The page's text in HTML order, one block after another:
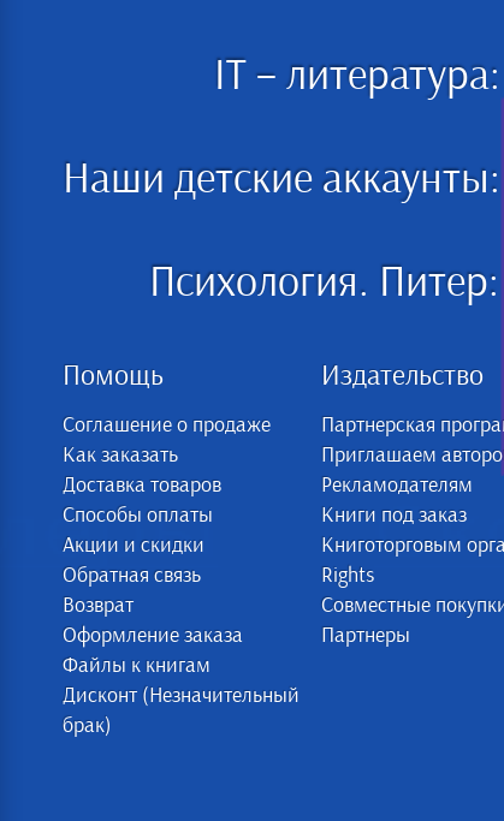
IT – литература:
Наши детские аккаунты:
Психология. Питер:
Помощь
Соглашение о продаже
Как заказать
Доставка товаров
Способы оплаты
Акции и скидки
Обратная связь
Возврат
Оформление заказа
Файлы к книгам
Дисконт (Незначительный
брак)
Издательство
Партнерская
Приглашаем
Рекламодателям
Книги под заказ
Книготорговым
Rights
Совместные
Партнеры